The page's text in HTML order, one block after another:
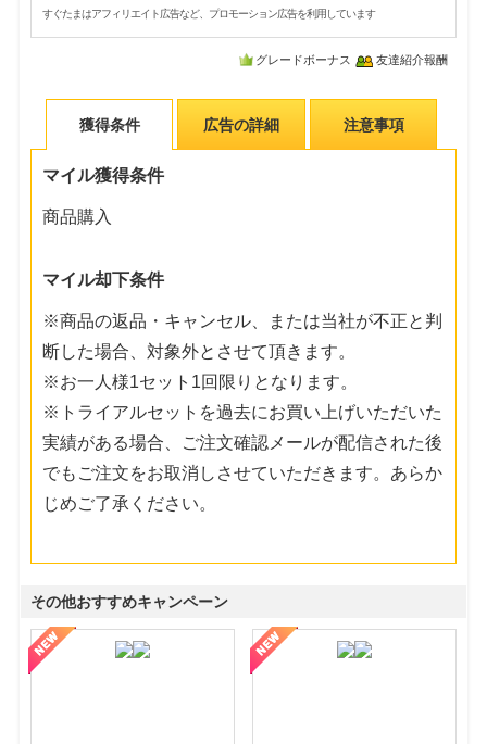
すぐたまはアフィリエイト広告など、プロモーション広告を利用しています
グレードボーナス 友達紹介報酬
獲得条件 広告の詳細 注意事項
マイル獲得条件
商品購入
マイル却下条件
※商品の返品・キャンセル、または当社が不正と判
断した場合、対象外とさせて頂きます。
※お一人様1セット1回限りとなります。
※トライアルセットを過去にお買い上げいただいた
実績がある場合、ご注文確認メールが配信された後
でもご注文をお取消しさせていただきます。あらか
じめご了承ください。
その他おすすめキャンペーン